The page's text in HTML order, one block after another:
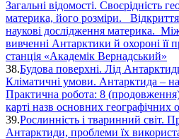
Загальні відомості. Своєрідність
материка, його розміри.
наукові дослідження материка.
вивченні Антарктики й охороні її
станція «Академік Вернадський»
38.Будова поверхні. Лід
Кліматичні умови. Антарктида –
Практична робота: 8
карті назв основних географічних
39.Рослинність і тваринний світ.
Антарктиди, проблеми їх